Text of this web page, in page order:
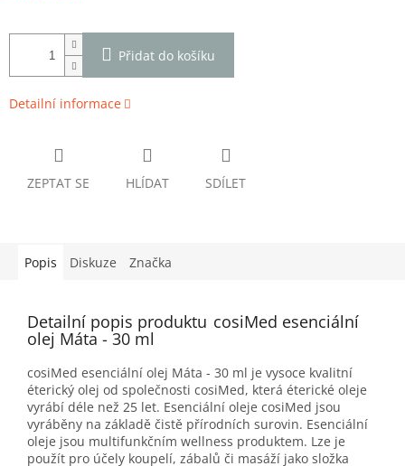
Přidat do košíku
Detailní informace
ZEPTAT SE HLÍDAT SDÍLET
Popis Diskuze Značka
Detailní popis produktu cosiMed esenciální
olej Máta - 30 ml
cosiMed esenciální olej Máta - 30 ml je vysoce kvalitní
éterický olej od společnosti cosiMed, která éterické oleje
vyrábí déle než 25 let. Esenciální oleje cosiMed jsou
vyráběny na základě čistě přírodních surovin. Esenciální
oleje jsou multifunkčním wellness produktem. Lze je
použít pro účely koupelí, zábalů či masáží jako složka